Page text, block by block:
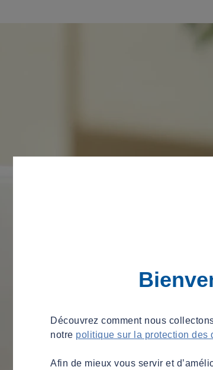
Découvrez comment nous
notre politique sur la protection des
Afin de mieux vous servir et